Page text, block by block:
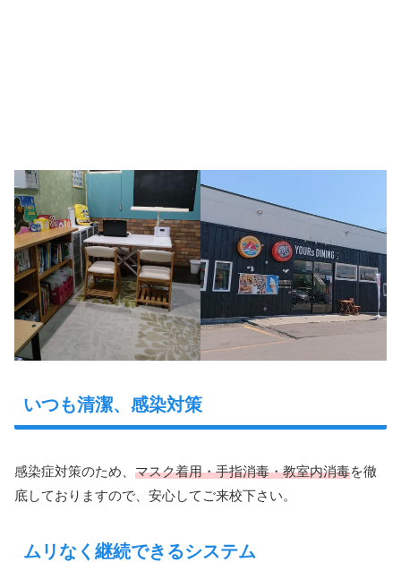
いつも清潔、感染対策
感染症対策のため、 マスク着用・手指消毒・教室内消毒を徹
底しておりますので、安心してご来校下さい。
ムリなく継続できるシステム